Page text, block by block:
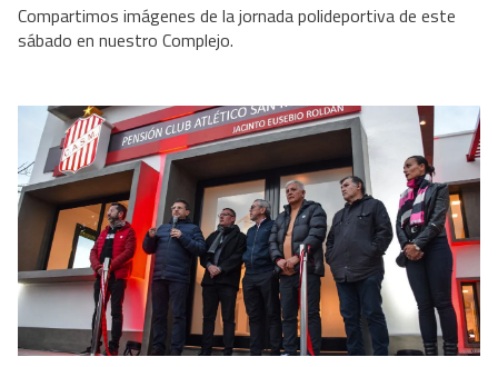
Compartimos imágenes de la jornada polideportiva de este
sábado en nuestro Complejo.